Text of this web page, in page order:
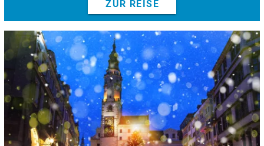
ZUR REISE